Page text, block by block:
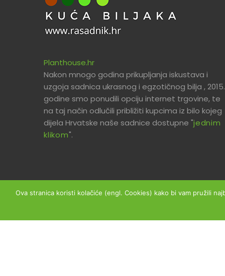
Planthouse.hr
Nakon mnogo godina prikupljanja iskustava i
uzgoja sadnica ukrasnog i egzotičnog bilja , 2015.
godine smo ponudili opciju internet trgovine, te
na taj način odlučili približiti kupcima iz bilo kojeg
dijela Hrvatske naše sadnice dostupne "jednim
klikom".
Ova stranica koristi kolačiće (engl. Cookies) kako bi vam pružili